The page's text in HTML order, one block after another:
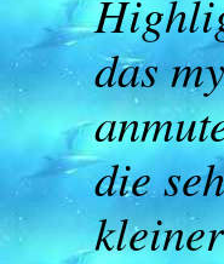
das
die